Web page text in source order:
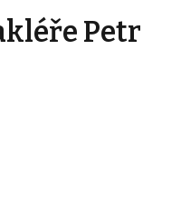
Petr